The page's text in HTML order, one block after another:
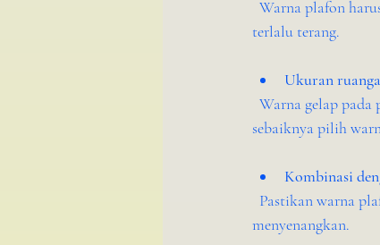
terlalu terang.
Ukuran
sebaiknya pilih
Kombinasi
menyenangkan.